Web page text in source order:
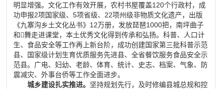
明显增强。文化工作有效开展，农村书屋覆盖120个行政村，成
功申报2项国家级、5项省级、 22项州级非物质文化遗产，出版
《九寨沟乡土文化丛书》 12万册，发放琵琶1000把，南坪曲子
和舞走进课堂，本土优秀文化得到传承和弘扬。科普、人口计
生、食品安全等工作再上新台阶，成功创建国家第三批科普示范
县、国家级计划生育优质服务先进县、全省餐饮服务食品安全示
范县。广电、妇幼、老龄、体育、统计、史志、档案、气象、防
震减灾、外事台侨等工作全面进步。
城乡建设扎实推进。 坚持规划先行，及时修编县城总规和控